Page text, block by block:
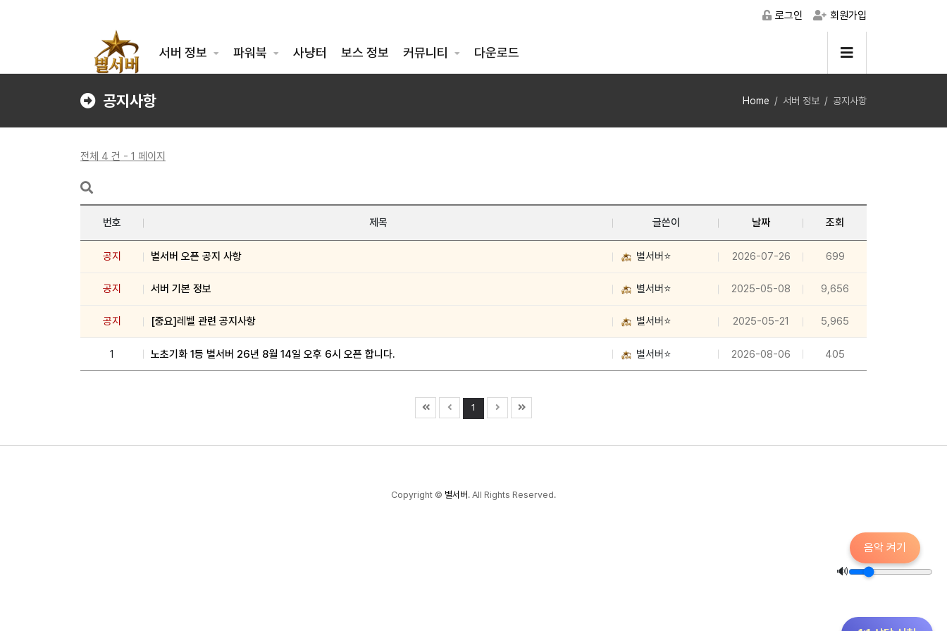
로그인 회원가입
서버 정보 파워북 사냥터 보스 정보 커뮤니티 다운로드
공지사항 Home 서버 정보 공지사항
🔊
음악 켜기
전체 4 건 - 1 페이지
번호 제목 글쓴이 날짜 조회
공지 별서버 오픈 공지 사항 별서버⭐ 2026-07-26 699
공지 서버 기본 정보 별서버⭐ 2025-05-08 9,656
공지 [중요]레벨 관련 공지사항 별서버⭐ 2025-05-21 5,965
1 노초기화 1등 별서버 26년 8월 14일 오후 6시 오픈 합니다. 별서버⭐ 2026-08-06 405
1
Copyright © 별서버 . All Rights Reserved.